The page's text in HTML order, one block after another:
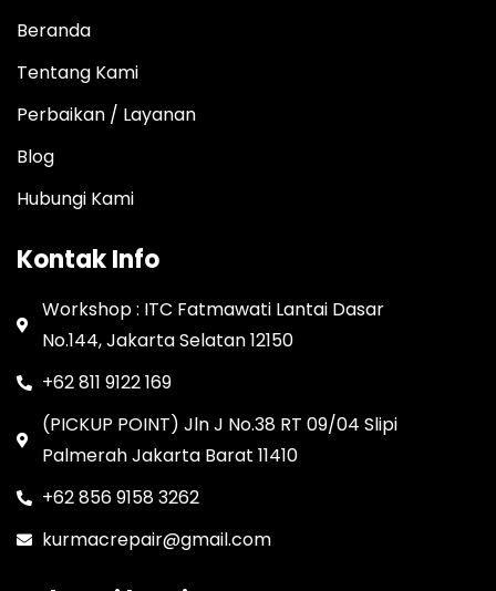
Beranda
Tentang Kami
Perbaikan / Layanan
Blog
Hubungi Kami
Kontak Info
Workshop : ITC Fatmawati Lantai Dasar
No.144, Jakarta Selatan 12150
+62 811 9122 169
(PICKUP POINT) Jln J No.38 RT 09/04 Slipi
Palmerah Jakarta Barat 11410
+62 856 9158 3262
kurmacrepair@gmail.com